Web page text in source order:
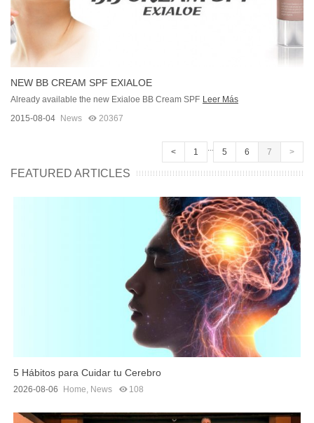
NEW BB CREAM SPF EXIALOE
Already available the new Exialoe BB Cream SPF Leer Más
2015-08-04 News 20367
< 1 ... 5 6 7 >
FEATURED ARTICLES
5 Hábitos para Cuidar tu Cerebro
2026-08-06 Home News 108